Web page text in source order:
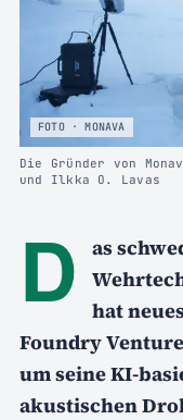
FOTO · MONAVA
Die Gründer von
und Ilkka O. Lavas
D
as
hat
Foundry
um seine KI-
akustischen